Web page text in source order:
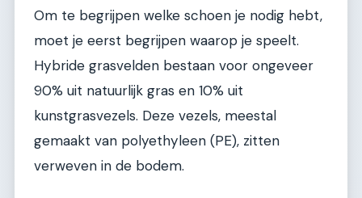
Om te begrijpen welke schoen je nodig hebt,
moet je eerst begrijpen waarop je speelt.
Hybride grasvelden bestaan voor ongeveer
90% uit natuurlijk gras en 10% uit
kunstgrasvezels. Deze vezels, meestal
gemaakt van polyethyleen (PE), zitten
verweven in de bodem.